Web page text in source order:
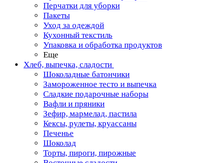
Перчатки для уборки
Пакеты
Уход за одеждой
Кухонный текстиль
Упаковка и обработка продуктов
Еще
Хлеб, выпечка, сладости
Шоколадные батончики
Замороженное тесто и выпечка
Сладкие подарочные наборы
Вафли и пряники
Зефир, мармелад, пастила
Кексы, рулеты, круассаны
Печенье
Шоколад
Торты, пироги, пирожные